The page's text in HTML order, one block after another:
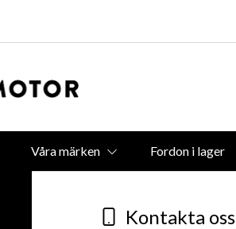
Våra märken Fordon i lager
Kontakta oss